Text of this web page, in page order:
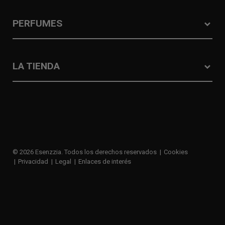
PERFUMES
LA TIENDA
© 2026 Esenzzia. Todos los derechos reservados
Cookies
Privacidad
Legal Enlaces de interés